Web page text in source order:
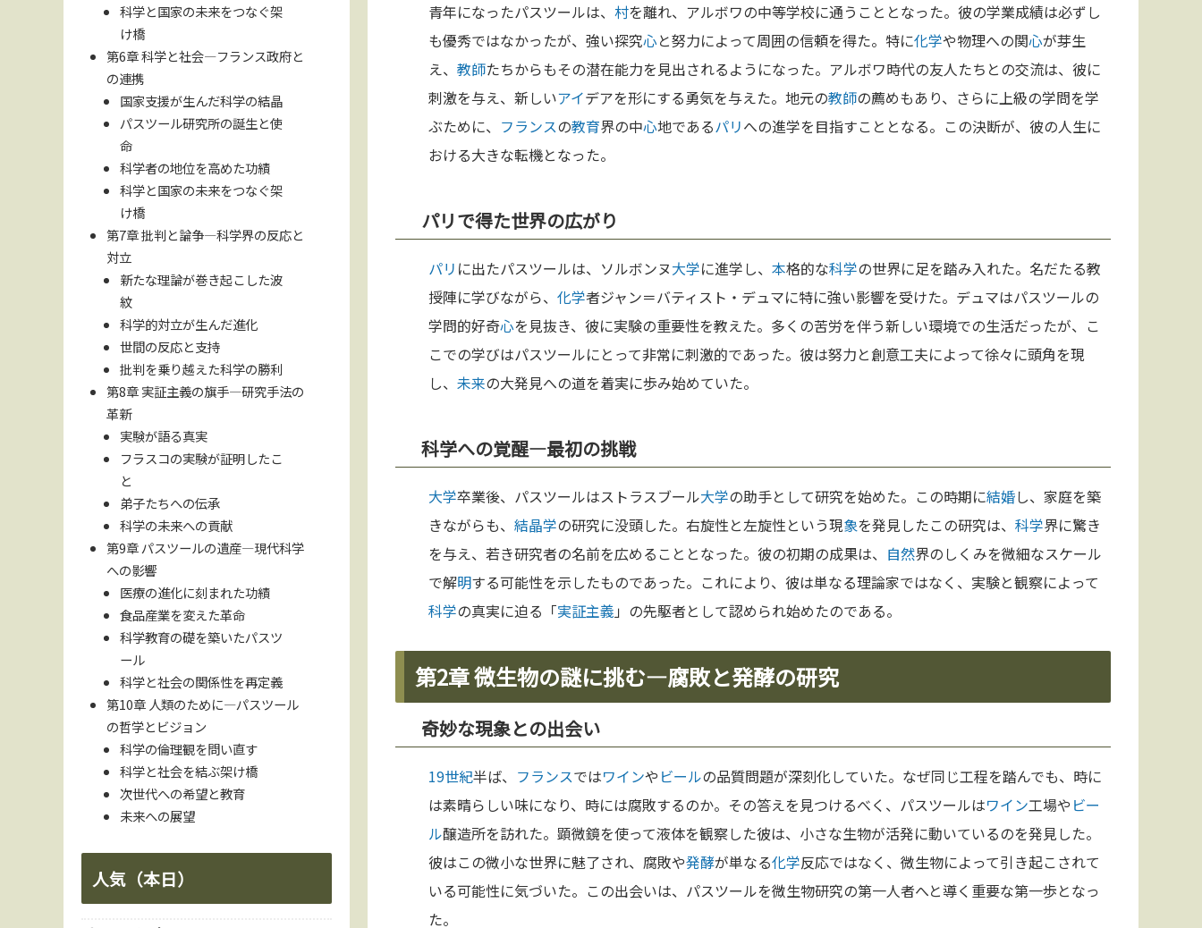
青年になったパスツールは、 村を離れ、アルボワの中等学校に通うこととなった。彼の学業成績は必ずし
も優秀ではなかったが、強い探究心と努力によって周囲の信頼を得た。特に化学や物理への関心が芽生
え、 教師たちからもその潜在能力を見出されるようになった。アルボワ時代の友人たちとの交流は、彼に
刺激を与え、新しいアイデアを形にする勇気を与えた。地元の教師の薦めもあり、さらに上級の学問を学
ぶために、 フランスの教育界の中心地であるパリへの進学を目指すこととなる。この決断が、彼の人生に
おける大きな転機となった。
パリで得た世界の広がり
パリ に出たパスツールは、ソルボンヌ大学に進学し、 本格的な科学の世界に足を踏み入れた。名だたる教
授陣に学びながら、 化学者ジャン＝バティスト・デュマに特に強い影響を受けた。デュマはパスツールの
学問的好奇心を見抜き、彼に実験の重要性を教えた。多くの苦労を伴う新しい環境での生活だったが、こ
こでの学びはパスツールにとって非常に刺激的であった。彼は努力と創意工夫によって徐々に頭角を現
し、 未来の大発見への道を着実に歩み始めていた。
科学への覚醒—最初の挑戦
大学卒業後、パスツールはストラスブール大学の助手として研究を始めた。この時期に結婚し、家庭を築
きながらも、 結晶学の研究に没頭した。右旋性と左旋性という現象を発見したこの研究は、 科学界に驚き
を与え、若き研究者の名前を広めることとなった。彼の初期の成果は、 自然界のしくみを微細なスケール
で解明する可能性を示したものであった。これにより、彼は単なる理論家ではなく、実験と観察によって
科学の真実に迫る「実証主義 」の先駆者として認められ始めたのである。
第2章 微生物の謎に挑む—腐敗と発酵の研究
奇妙な現象との出会い
19世紀半ば、 フランスではワインや ビールの品質問題が深刻化していた。なぜ同じ工程を踏んでも、時に
は素晴らしい味になり、時には腐敗するのか。その答えを見つけるべく、パスツールはワイン工場や ビー
ル醸造所を訪れた。顕微鏡を使って液体を観察した彼は、小さな生物が活発に動いているのを発見した。
彼はこの微小な世界に魅了され、腐敗や発酵が単なる化学反応ではなく、微生物によって引き起こされて
いる可能性に気づいた。この出会いは、パスツールを微生物研究の第一人者へと導く重要な第一歩となっ
た。
科学と国家の未来をつなぐ架
け橋
第6章 科学と社会—フランス政府と
の連携
国家支援が生んだ科学の結晶
パスツール研究所の誕生と使
命
科学者の地位を高めた功績
科学と国家の未来をつなぐ架
け橋
第7章 批判と論争—科学界の反応と
対立
新たな理論が巻き起こした波
紋
科学的対立が生んだ進化
世間の反応と支持
批判を乗り越えた科学の勝利
第8章 実証主義の旗手—研究手法の
革新
実験が語る真実
フラスコの実験が証明したこ
と
弟子たちへの伝承
科学の未来への貢献
第9章 パスツールの遺産—現代科学
への影響
医療の進化に刻まれた功績
食品産業を変えた革命
科学教育の礎を築いたパスツ
ール
科学と社会の関係性を再定義
第10章 人類のために—パスツール
の哲学とビジョン
科学の倫理観を問い直す
科学と社会を結ぶ架け橋
次世代への希望と教育
未来への展望
人気（本日）